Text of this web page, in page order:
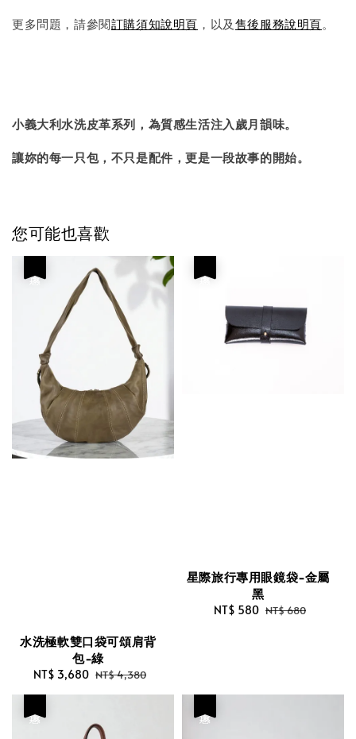
更多問題，請參閱訂購須知說明頁 ，以及售後服務說明頁。
小義大利水洗皮革系列，為質感生活注入歲月韻味。
讓妳的每一只包，不只是配件，更是一段故事的開始。
您可能也喜歡
水洗極軟雙口袋可頌肩背
包-綠
Sale
price
NT$ 3,680 Regular
price
NT$ 4,380
星際旅行專用眼鏡袋-金屬
黑
Sale
NT$ 580 Regular
NT$ 680